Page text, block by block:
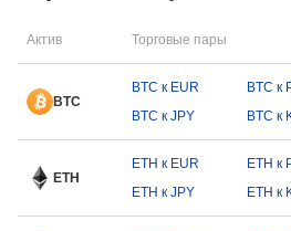
Актив Торговые пары
BTC
BTC к EUR BTC к
BTC к JPY
BTC к
ETH
ETH к EUR ETH к
ETH к JPY
ETH к